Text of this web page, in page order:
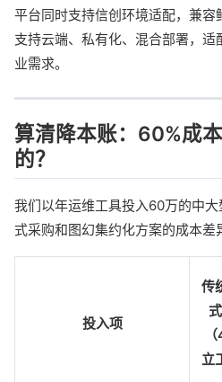
平台同时支持信创环境适配，兼容
支持云端、私有化、混合部署，
业需求。
算清降本账：60%成
的？
我们以年运维工具投入60万的中
式采购和图幻集约化方案的成本差
投入项
传
立